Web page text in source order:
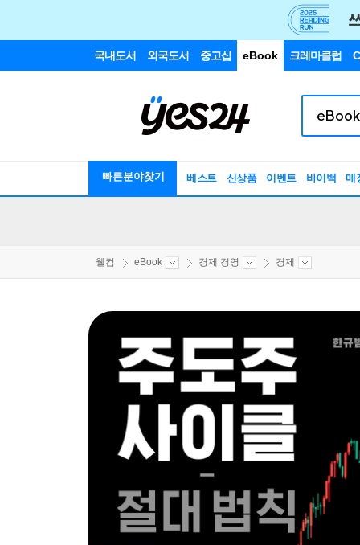
국내도서 외국도서 중고샵 eBook 크레마클럽
빠른분야찾기 베스트 신상품 이벤트 바이백 매
웰컴 eBook 경제 경영 경제